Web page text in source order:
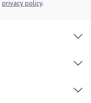
privacy policy.